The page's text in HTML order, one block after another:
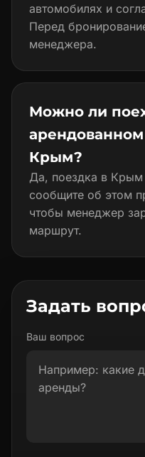
автомобилях и
Перед
менеджера.
Можно ли
Крым?
Да, поездка в
сообщите об этом
чтобы менеджер
маршрут.
Задать
Ваш вопрос